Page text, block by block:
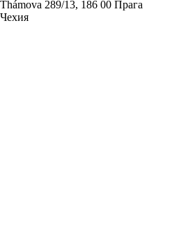
Thámova 289/13, 186 00 Прага
Чехия